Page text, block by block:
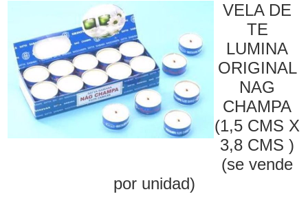
VELA DE
TE
LUMINA
ORIGINAL
NAG
CHAMPA
(1,5 CMS X
3,8 CMS )
(se vende
por unidad)